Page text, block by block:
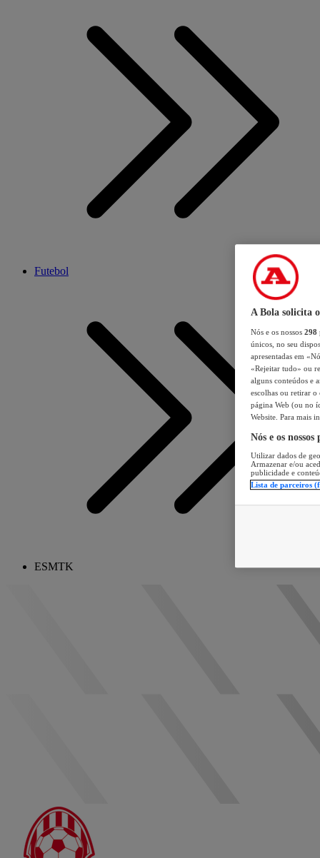
Futebol
ESMTK
A Bola solicita
Nós e os nossos 298
únicos, no seu
apresentadas em
«Rejeitar tudo» ou
alguns conteúdos e
escolhas ou retirar
página Web (ou no
Website. Para mais
Nós e os
Utilizar dados de
Armazenar e/ou
publicidade e
Lista de parceiros